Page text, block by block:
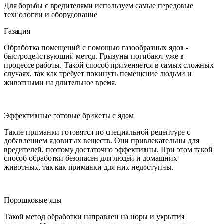
Для борьбы с вредителями используем самые передовые
технологии и оборудование
Газация
Обработка помещений с помощью газообразных ядов -
быстродействующий метод. Грызуны погибают уже в
процессе работы. Такой способ применяется в самых сложных
случаях, так как требует покинуть помещение людьми и
животными на длительное время.
Эффективные готовые брикеты с ядом
Такие приманки готовятся по специальной рецептуре с
добавлением ядовитых веществ. Они привлекательны для
вредителей, поэтому достаточно эффективны. При этом такой
способ обработки безопасен для людей и домашних
животных, так как приманки для них недоступны.
Порошковые яды
Такой метод обработки направлен на норы и укрытия